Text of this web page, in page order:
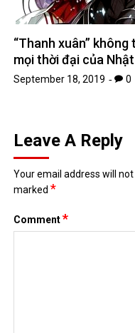
“Thanh xuân”
mọi thời đại của
September 18, 2019 0
Leave A Reply
Your email address will not
marked*
Comment*